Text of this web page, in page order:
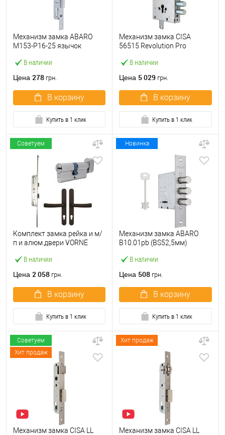
В наличии
Механизм замка ABARO
M153-P16-25 язычок
никель
Цена 278 грн.
В корзину
Купить в 1 клик
В наличии
Механизм замка CISA
56515 Revolution Pro
блокировкой без торцевой
Цена 5 029 грн.
В корзину
Купить в 1 клик
Советуем
В наличии
Комплект замка рейка и м/
п и алюм.двери VORNE
ABARO и ручками
Цена 2 058 грн.
В корзину
Купить в 1 клик
Новинка
В наличии
Механизм замка ABARO
B10.01pb (BS52,5мм)
тех.упаковки.без отв.
Цена 508 грн.
В корзину
Купить в 1 клик
Советуем
Хит продаж
Механизм замка CISA LL
Хит продаж
Механизм замка CISA LL